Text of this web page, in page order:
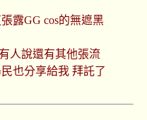
露GG cos的無遮黑
人說還有其他張流
也分享給我 拜託了